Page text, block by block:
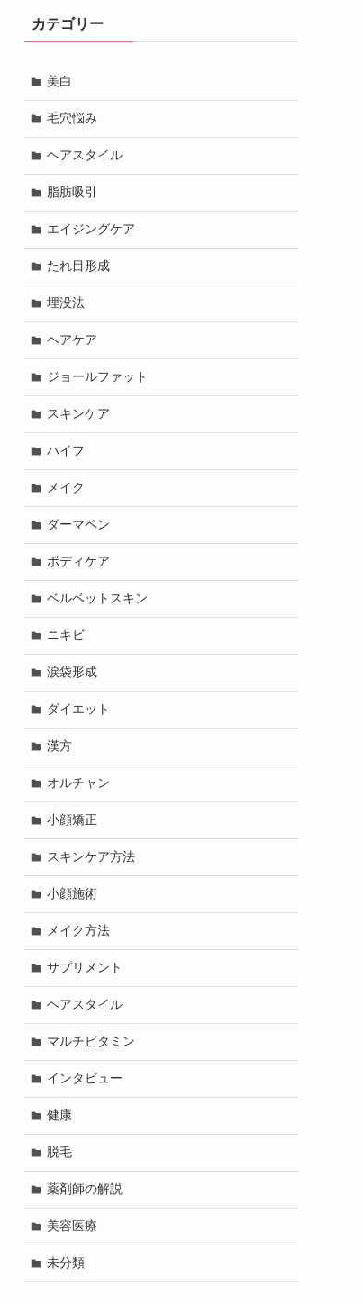
カテゴリー
美白
毛穴悩み
ヘアスタイル
脂肪吸引
エイジングケア
たれ目形成
埋没法
ヘアケア
ジョールファット
スキンケア
ハイフ
メイク
ダーマペン
ボディケア
ベルベットスキン
ニキビ
涙袋形成
ダイエット
漢方
オルチャン
小顔矯正
スキンケア方法
小顔施術
メイク方法
サプリメント
ヘアスタイル
マルチビタミン
インタビュー
健康
脱毛
薬剤師の解説
美容医療
未分類